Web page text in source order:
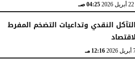
04:25 صـ
النقدي وتداعيات التضخم المفرط
12:16 مـ